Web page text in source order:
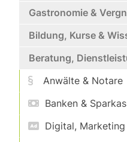
Gastronomie &
Bildung, Kurse &
Beratung,
Anwälte & Notare
Banken &
Digital,